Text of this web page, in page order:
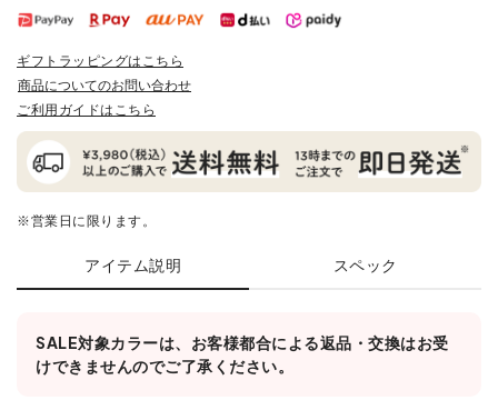
ギフトラッピングはこちら
商品についてのお問い合わせ
ご利用ガイドはこちら
※営業日に限ります。
アイテム説明 スペック
SALE対象カラーは、お客様都合による返品・交換はお受
けできませんのでご了承ください。